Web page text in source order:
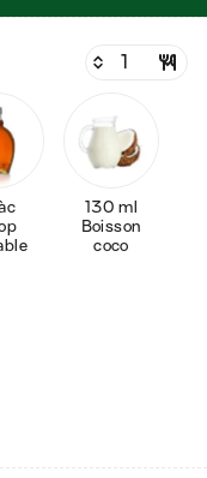
130 ml
Boisson
coco